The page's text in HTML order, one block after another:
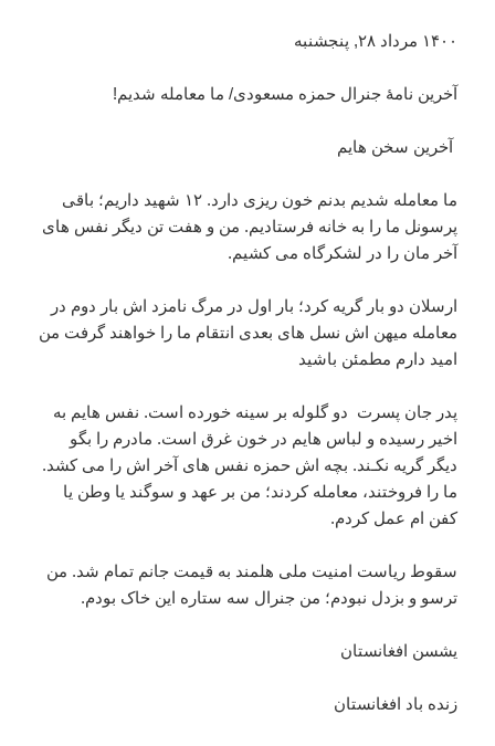
۱۴۰۰ مرداد ۲۸, پنجشنبه
آخرین نامۀ جنرال حمزه مسعودی/ ما معامله شدیم!
آخرین سخن هایم
ما معامله شدیم بدنم خون ریزی دارد. ۱۲ شهید داریم؛ باقی
پرسونل ما را به خانه فرستادیم. من و هفت تن دیگر نفس های
آخر مان را در لشکرگاه می کشیم.
ارسلان دو بار گریه کرد؛ بار اول در مرگ نامزد اش بار دوم در
معامله میهن اش نسل های بعدی انتقام ما را خواهند گرفت من
امید دارم مطمئن باشید
پدر جان پسرت دو گلوله بر سینه خورده است. نفس هایم به
اخیر رسیده و لباس هایم در خون غرق است. مادرم را بگو
دیگر گریه نکـند. بچه اش حمزه نفس های آخر اش را می کشد.
ما را فروختند، معامله کردند؛ من بر عهد و سوگند یا وطن یا
کفن ام عمل کردم.
سقوط ریاست امنیت ملی هلمند به قیمت جانم تمام شد. من
ترسو و بزدل نبودم؛ من جنرال سه ستاره این خاک بودم.
یشسن افغانستان
زنده باد افغانستان